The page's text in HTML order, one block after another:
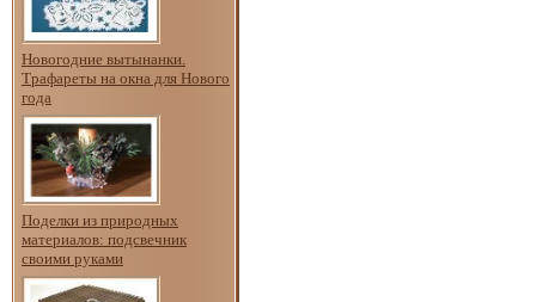
Новогодние вытынанки.
Трафареты на окна для Нового
года
Поделки из природных
материалов: подсвечник
своими руками